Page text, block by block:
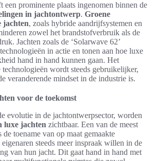
een prominente plaats ingenomen binnen de
in jachtontwerp. Groene
jachten, zoals hybride aandrijfsystemen en
zowel het brandstofverbruik als de
Jachten zoals de ‘Solarwave 62’
in actie en tonen aan hoe luxe
hand in hand kunnen gaan. Het
technologieën wordt steeds gebruikelijker,
veranderende mindset in de industrie is.
voor de toekomst
evolutie in de jachtontwerpsector, worden
luxe jachten zichtbaar. Een van de meest
toename van op maat gemaakte
steeds meer inspraak willen in de
van hun jacht. Dit gaat hand in hand met